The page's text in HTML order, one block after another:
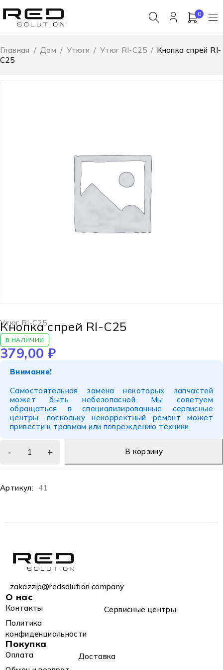
0
Главная / Дом / Утюги / Утюг RI-C25 / Кнопка спрей RI-
C25
Утюг RI-C25
Кнопка спрей RI-C25
В НАЛИЧИИ
379,00 ₽
Внимание!
Самостоятельная замена некоторых запчастей
может быть небезопасной. Мы советуем
обращаться в специализированные сервисные
центры, поскольку некорректный ремонт может
привести к травмам или повреждению техники.
В корзину
Артикул: 41
zakazzip@redsolution.company
О нас
Контакты
Сервисные центры
Политика
конфиденциальности
Покупка
Оплата
Доставка